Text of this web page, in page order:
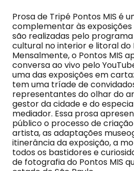
Prosa de Tripé Pontos MIS é
complementar às
são realizadas pelo programa
cultural no interior e litoral do
Mensalmente, o Pontos MIS
conversa ao vivo pelo
uma das exposições em
tem uma tríade de
representantes do olhar do
gestor da cidade e do
mediador. Essa prosa
público o processo de
artista, as adaptações
itinerância da exposição, a
todos os bastidores e
de fotografia do Pontos MIS